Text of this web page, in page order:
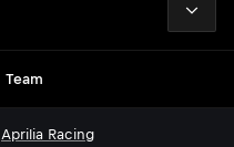
Team
Aprilia Racing